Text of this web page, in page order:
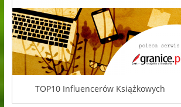
TOP10 Influencerów Książkowych